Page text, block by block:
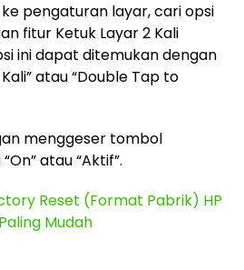
pengaturan layar, cari opsi
fitur Ketuk Layar 2 Kali
ini dapat ditemukan dengan
atau “Double Tap to
menggeser tombol
atau “Aktif”.
Reset (Format Pabrik) HP
Mudah